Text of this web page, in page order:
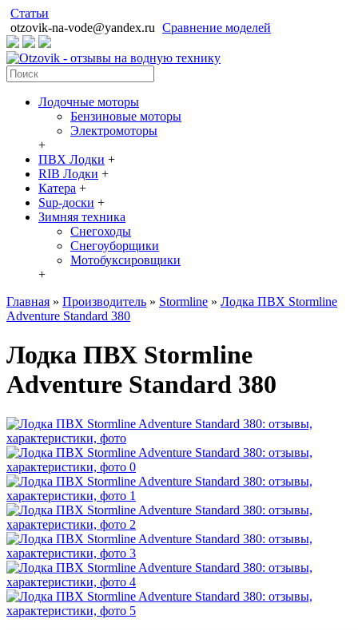
Статьи
otzovik-na-vode@yandex.ru Сравнение моделей
Лодочные моторы
Бензиновые моторы
Электромоторы
+
ПВХ Лодки +
RIB Лодки +
Катера +
Sup-доски +
Зимняя техника
Снегоходы
Cнегоуборщики
Мотобуксировщики
+
Главная » Производитель » Stormline » Лодка ПВХ Stormline
Adventure Standard 380
Лодка ПВХ Stormline
Adventure Standard 380